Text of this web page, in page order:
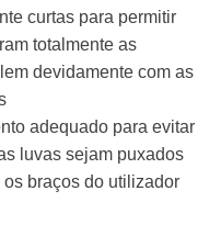
curtas para permitir
totalmente as
devidamente com as
adequado para evitar
luvas sejam puxados
braços do utilizador